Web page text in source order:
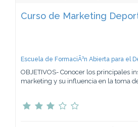
Curso de Marketing
Escuela de FormaciÃ³n Abierta para el
OBJETIVOS- Conocer los principales
marketing y su influencia en la toma